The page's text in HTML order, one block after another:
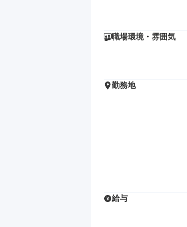
職場環境・雰囲気
勤務地
給与